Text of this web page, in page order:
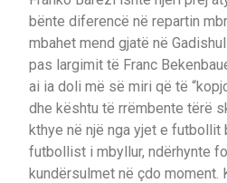
bënte diferencë në repartin
mbahet mend gjatë në
pas largimit të Franc
ai ia doli më së miri që të
dhe kështu të rrëmbente tërë
kthye në një nga yjet e futbollit
futbollist i mbyllur, ndërhynte
kundërsulmet në çdo moment.